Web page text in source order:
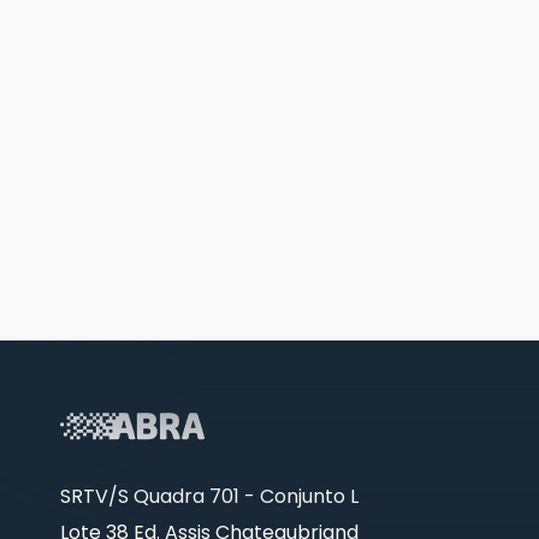
SRTV/S Quadra 701 - Conjunto L
Lote 38 Ed. Assis Chateaubriand